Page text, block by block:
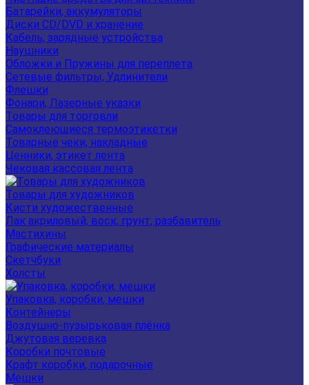
Батарейки, аккумуляторы
Диски CD/DVD и хранение
Кабель, зарядные устройства
Наушники
Обложки и Пружины для переплета
Сетевые фильтры, Удлинители
Флешки
Фонари, Лазерные указки
Товары для торговли
Самоклеющиеся термоэтикетки
Товарные чеки, накладные
Ценники, этикет лента
Чековая кассовая лента
Товары для художников
Кисти художественные
Лак акриловый, воск, грунт, разбавитель
Мастихины
Графические материалы
Скетчбуки
Холсты
Упаковка, коробки, мешки
Контейнеры
Воздушно-пузырьковая плёнка
Джутовая веревка
Коробки почтовые
Крафт коробки, подарочные
Мешки